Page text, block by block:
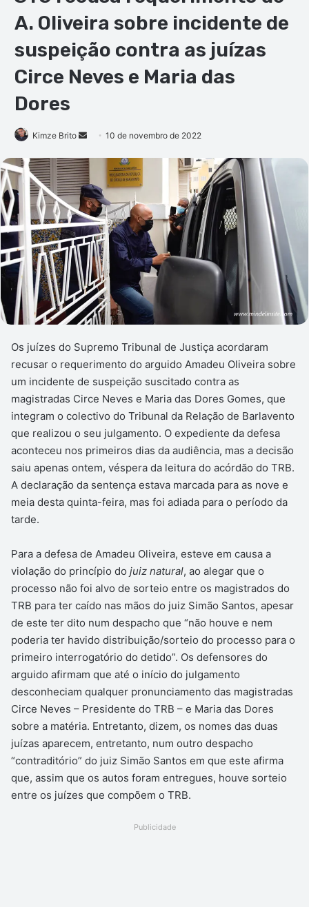
A. Oliveira sobre incidente de
suspeição contra as juízas
Circe Neves e Maria das
Dores
Kimze Brito
Mande
e-
mail
10 de novembro de 2022
Os juízes do Supremo Tribunal de Justiça acordaram
recusar o requerimento do arguido Amadeu Oliveira sobre
um incidente de suspeição suscitado contra as
magistradas Circe Neves e Maria das Dores Gomes, que
integram o colectivo do Tribunal da Relação de Barlavento
que realizou o seu julgamento. O expediente da defesa
aconteceu nos primeiros dias da audiência, mas a decisão
saiu apenas ontem, véspera da leitura do acórdão do TRB.
A declaração da sentença estava marcada para as nove e
meia desta quinta-feira, mas foi adiada para o período da
tarde.
Para a defesa de Amadeu Oliveira, esteve em causa a
violação do princípio do juiz natural, ao alegar que o
processo não foi alvo de sorteio entre os magistrados do
TRB para ter caído nas mãos do juiz Simão Santos, apesar
de este ter dito num despacho que “não houve e nem
poderia ter havido distribuição/sorteio do processo para o
primeiro interrogatório do detido”. Os defensores do
arguido afirmam que até o início do julgamento
desconheciam qualquer pronunciamento das magistradas
Circe Neves – Presidente do TRB – e Maria das Dores
sobre a matéria. Entretanto, dizem, os nomes das duas
juízas aparecem, entretanto, num outro despacho
“contraditório” do juiz Simão Santos em que este afirma
que, assim que os autos foram entregues, houve sorteio
entre os juízes que compõem o TRB.
Publicidade